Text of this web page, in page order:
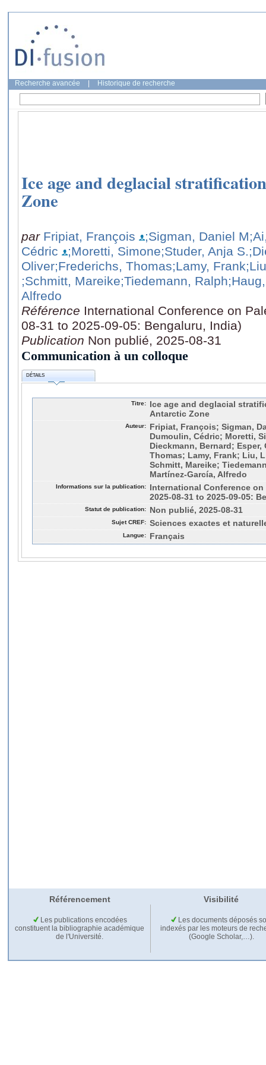
Recherche avancée Historique de recherche
Ice age and deglacial
Zone
par Fripiat, François ;Sigman, Daniel M
Cédric
;Moretti, Simone;Studer, Anja S.
Oliver;Frederichs, Thomas;Lamy, Frank
;Schmitt, Mareike;Tiedemann, Ralph
Alfredo
Référence International Conference on
08-31 to 2025-09-05: Bengaluru, India)
Publication Non publié, 2025-08-31
Communication à un colloque
DÉTAILS
Titre:
Ice age and deglacial
Antarctic Zone
Auteur:
Fripiat, François; Sigman,
Dumoulin, Cédric; Moretti,
Dieckmann, Bernard;
Thomas; Lamy, Frank; Liu,
Schmitt, Mareike;
Martínez-García, Alfredo
Informations sur la publication:
International Conference
2025-08-31 to 2025-09-05:
Statut de publication: Non publié, 2025-08-31
Sujet CREF: Sciences exactes et
Langue: Français
Référencement Visibilité
Les publications encodées
constituent la bibliographie académique
de l'Université.
Les documents déposés
indexés par les moteurs de
(Google Scholar,…).